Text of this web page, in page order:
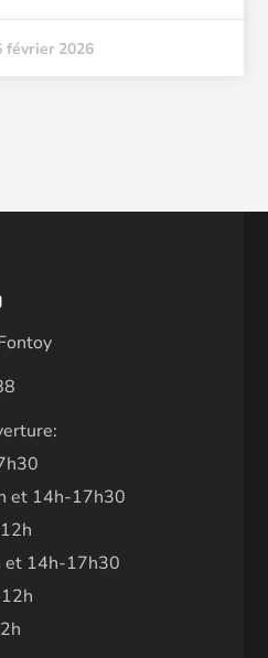
février 2026
et 14h-17h30
et 14h-17h30